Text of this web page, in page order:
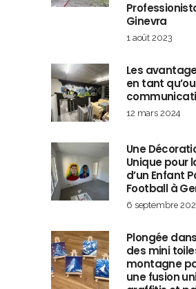
Ginevra
1 août 2023
Les
en tant
12 mars 2024
Une
Unique pour
d’un Enfant
Football à
6 septembre
Plongée
des mini
montagne
une fusion